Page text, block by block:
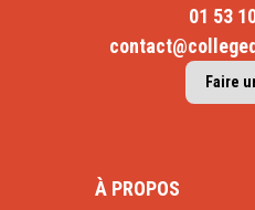
01 53
Faire
À PROPOS